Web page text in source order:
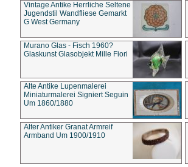
Vintage Antike Herrliche Seltene
Jugendstil Wandfliese Gemarkt
G West Germany
Murano Glas - Fisch 1960?
Glaskunst Glasobjekt Mille Fiori
Alte Antike Lupenmalerei
Miniaturmalerei Signiert Seguin
Um 1860/1880
Alter Antiker Granat Armreif
Armband Um 1900/1910